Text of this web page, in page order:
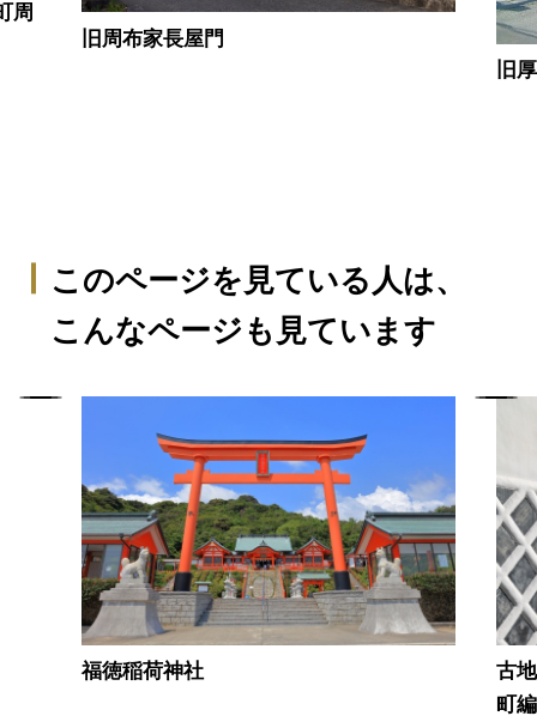
周
旧周布家長屋門
旧
このページを見ている人は、
こんなページも見ています
福徳稲荷神社
古
町